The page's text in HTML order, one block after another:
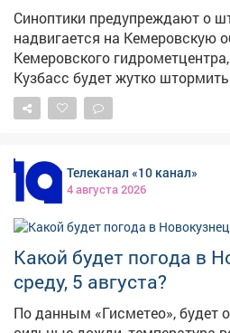
Синоптики предупреждают о
надвигается на Кемеровскую область.
Кемеровского
Кузбасс будет жутко штормить. – В период с
05.08.26 по ночь 07.08.26
ожидаются грозы, сильные
шквалистое усиление юго-
– сказали в ЦГМС. При этомв среду и четвергместами
прогнозируется аномально
+30°С. Конкретно в Кемерове в ночь на 5 августа
градусник покажет+17,+19°C,
Ожидаются дожди с
В пятницу ночные температуры
составят+12,+17°C,
прогнозируются дожди и грозы. Погодные
Телеканал «10 канал»
4 августа 2026
Какой будет погода в
среду, 5 августа?
По данным «Гисметео», будет облачно, пройдут